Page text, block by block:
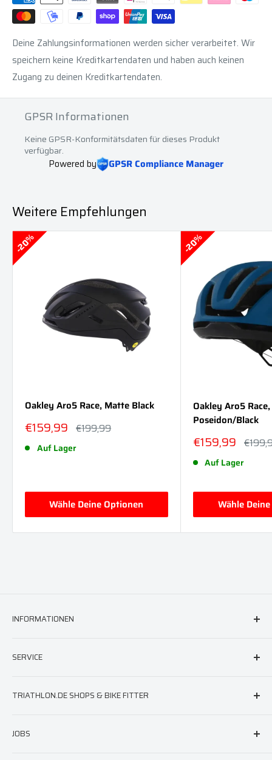
Deine Zahlungsinformationen werden sicher verarbeitet. Wir
speichern keine Kreditkartendaten und haben auch keinen
Zugang zu deinen Kreditkartendaten.
GPSR Informationen
Keine GPSR-Konformitätsdaten für dieses Produkt
verfügbar.
Powered by GPSR Compliance Manager
Weitere Empfehlungen
20%
Oakley Aro5 Race, Matte Black
Sonderpreis
€159,99 Normalpreis
€199,99
Auf Lager
Wähle Deine Optionen
20%
Oakley Aro5
Poseidon/Black
Sonderpreis
€159,99
Auf Lager
Wähle
INFORMATIONEN
AGB
Widerruf
Datenschutz
SERVICE
Neoprenberatung
Neoprenreparatur
TRIATHLON.DE SHOPS & BIKE FITTER
München
JOBS